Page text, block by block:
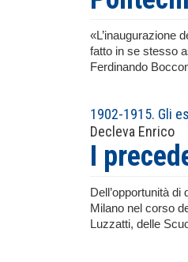
«L’inaugurazione
fatto in se stesso
Ferdinando
1902-1915. Gli
Decleva Enrico
I
Dell’opportunità
Milano nel corso
Luzzatti, delle